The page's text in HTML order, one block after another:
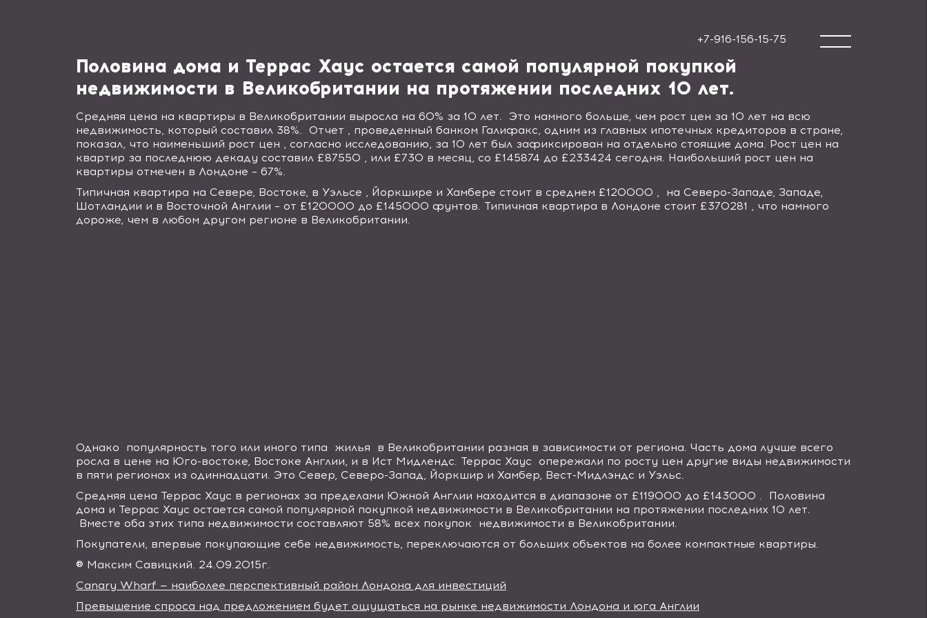
+7-916-156-15-75
Половина дома и Террас Хаус остается самой популярной покупкой
недвижимости в Великобритании на протяжении последних 10 лет.
Средняя цена на квартиры в Великобритании выросла на 60% за 10 лет.
Это намного больше, чем рост цен за 10 лет на всю
недвижимость, который составил 38%. Отчет , проведенный банком Галифакс, одним из главных ипотечных кредиторов в стране,
показал, что наименьший рост цен , согласно исследованию, за 10 лет был зафиксирован на отдельно стоящие дома. Рост цен на
квартир за последнюю декаду составил £87550 , или £730 в месяц, со £145874 до £233424 сегодня. Наибольший рост цен на
квартиры отмечен в Лондоне – 67%.
Типичная квартира на Севере, Востоке, в Уэльсе , Йоркшире и Хамбере стоит в среднем £120000 ,
на Северо-Западе, Западе,
Шотландии и в Восточной Англии – от £120000 до £145000 фунтов. Типичная квартира в Лондоне стоит £370281 , что намного
дороже, чем в любом другом регионе в Великобритании.
Однако популярность того или иного типа жилья
в Великобритании разная в зависимости от региона. Часть дома лучше всего
росла в цене на Юго-востоке, Востоке Англии, и в Ист Мидлендс. Террас Хаус
опережали по росту цен другие виды недвижимости
в пяти регионах из одиннадцати. Это Север, Северо-Запад, Йоркшир и Хамбер, Вест-Мидлэндс и Уэльс.
Средняя цена Террас Хаус в регионах за пределами Южной Англии находится в диапазоне от £119000 до £143000 .
Половина
дома и Террас Хаус остается самой популярной покупкой недвижимости в Великобритании на протяжении последних 10 лет.
Вместе оба этих типа недвижимости составляют 58% всех покупок
недвижимости в Великобритании.
Покупатели, впервые покупающие себе недвижимость, переключаются от больших объектов на более компактные квартиры.
® Максим Савицкий. 24.09.2015г.
Canary Wharf — наиболее перспективный район Лондона для инвестиций
Превышение спроса над предложением будет ощущаться на рынке недвижимости Лондона и юга Англии